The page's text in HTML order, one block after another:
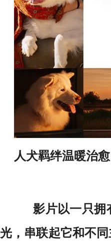
人犬羁绊温暖治
影片以一只拥
光，串联起它和不